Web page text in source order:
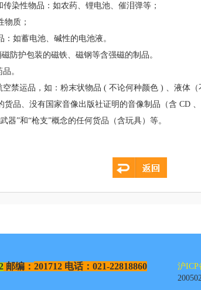
传染性物品：如农药、锂电池、催泪弹等；
物质；
：如蓄电池、碱性的电池液。
防护包装的磁铁、磁钢等含强磁的制品。
。
空禁运品，如：粉末状物品 ( 不论何种颜色 ) 、液体
货品、没有国家音像出版社证明的音像制品（含 CD
器”和“枪支”概念的任何货品（含玩具）等。
邮编： 201712 电话：021-22818860 沪ICP